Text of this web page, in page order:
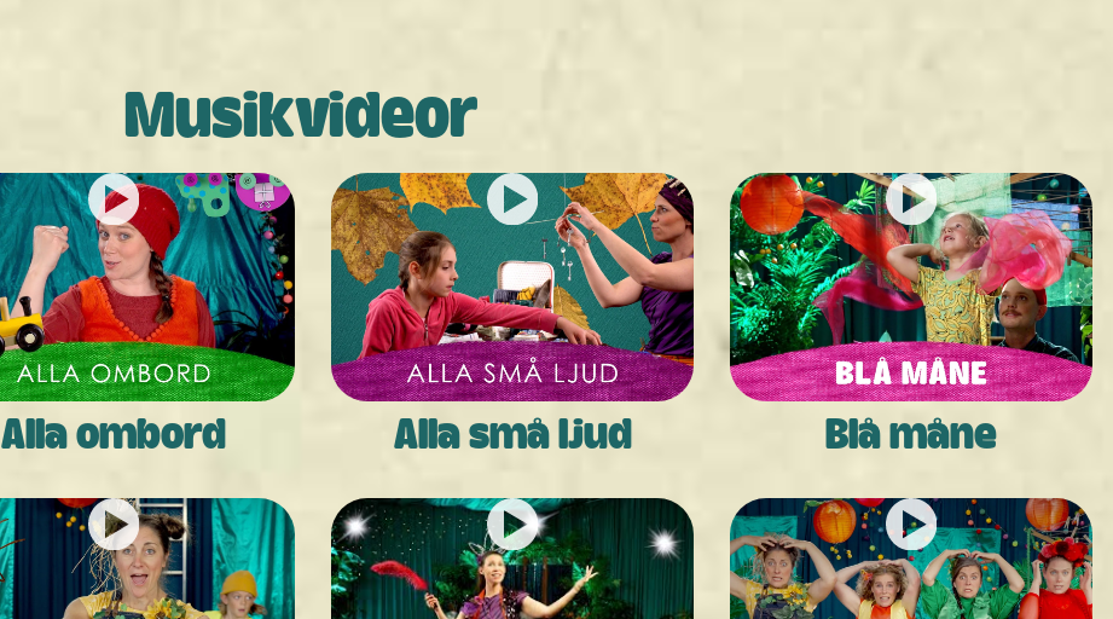
Musikvideor
Alla ombord Alla små ljud Blå måne